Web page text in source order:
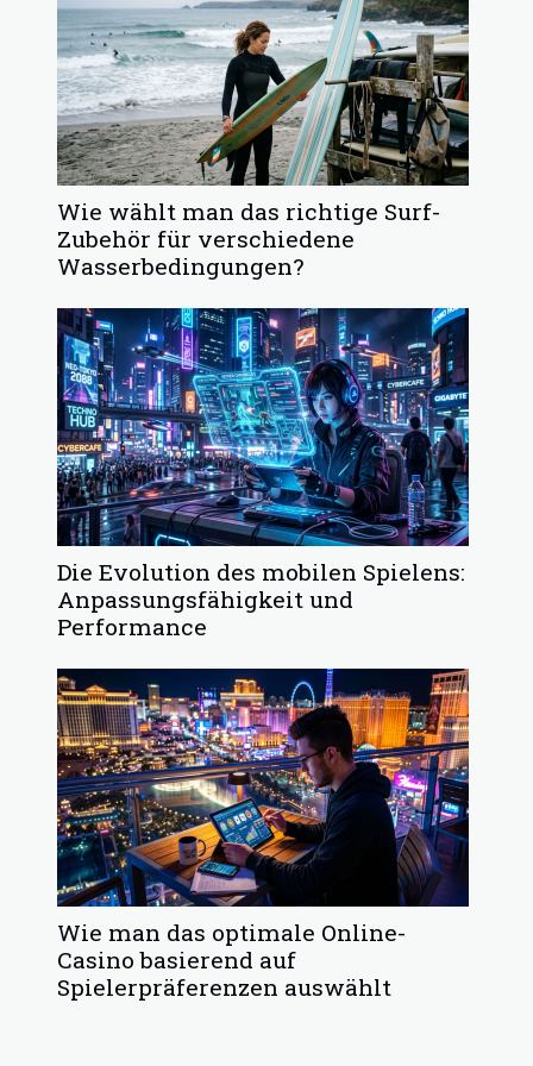
Wie wählt man das richtige Surf-
Zubehör für verschiedene
Wasserbedingungen?
Die Evolution des mobilen Spielens:
Anpassungsfähigkeit und
Performance
Wie man das optimale Online-
Casino basierend auf
Spielerpräferenzen auswählt